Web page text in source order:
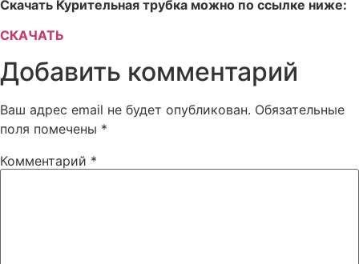
Скачать Курительная трубка можно по ссылке ниже:
СКАЧАТЬ
Добавить комментарий
Ваш адрес email не будет опубликован. Обязательные
поля помечены *
Комментарий *